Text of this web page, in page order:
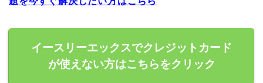
イースリーエックスでクレジットカード
が使えない方はこちらをクリック